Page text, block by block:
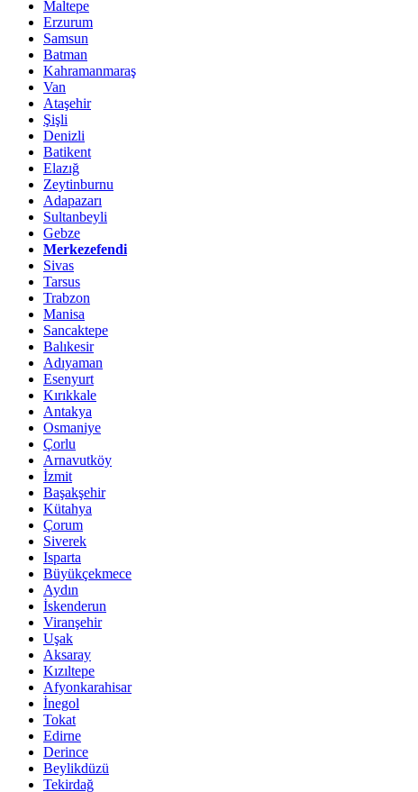
Maltepe
Erzurum
Samsun
Batman
Kahramanmaraş
Van
Ataşehir
Şişli
Denizli
Batikent
Elazığ
Zeytinburnu
Adapazarı
Sultanbeyli
Gebze
Merkezefendi
Sivas
Tarsus
Trabzon
Manisa
Sancaktepe
Balıkesir
Adıyaman
Esenyurt
Kırıkkale
Antakya
Osmaniye
Çorlu
Arnavutköy
İzmit
Başakşehir
Kütahya
Çorum
Siverek
Isparta
Büyükçekmece
Aydın
İskenderun
Viranşehir
Uşak
Aksaray
Kızıltepe
Afyonkarahisar
İnegol
Tokat
Edirne
Derince
Beylikdüzü
Tekirdağ